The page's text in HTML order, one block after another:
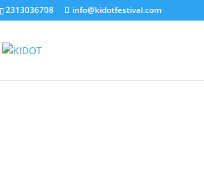
2313036708 info@kidotfestival.com